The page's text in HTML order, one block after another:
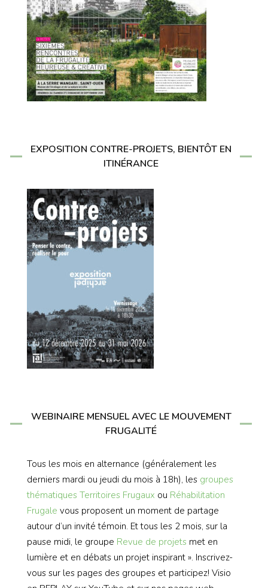
EXPOSITION CONTRE-PROJETS, BIENTÔT EN
ITINÉRANCE
WEBINAIRE MENSUEL AVEC LE MOUVEMENT
FRUGALITÉ
Tous les mois en alternance (généralement les
derniers mardi ou jeudi du mois à 18h), les groupes
thématiques Territoires Frugaux ou Réhabilitation
Frugale vous proposent un moment de partage
autour d’un invité témoin. Et tous les 2 mois, sur la
pause midi, le groupe Revue de projets met en
lumière et en débats un projet inspirant ». Inscrivez-
vous sur les pages des groupes et participez! Visio